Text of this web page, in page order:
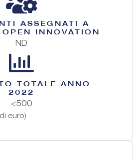
ASSEGNATI A
INNOVATION
ND
TOTALE ANNO
2022
<500
euro)